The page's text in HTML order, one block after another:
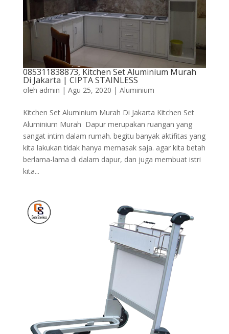
085311838873, Kitchen Set Aluminium Murah
Di Jakarta | CIPTA STAINLESS
oleh admin | Agu 25, 2020 | Aluminium
Kitchen Set Aluminium Murah Di Jakarta Kitchen Set
Aluminium Murah Dapur merupakan ruangan yang
sangat intim dalam rumah. begitu banyak aktifitas yang
kita lakukan tidak hanya memasak saja. agar kita betah
berlama-lama di dalam dapur, dan juga membuat istri
kita...